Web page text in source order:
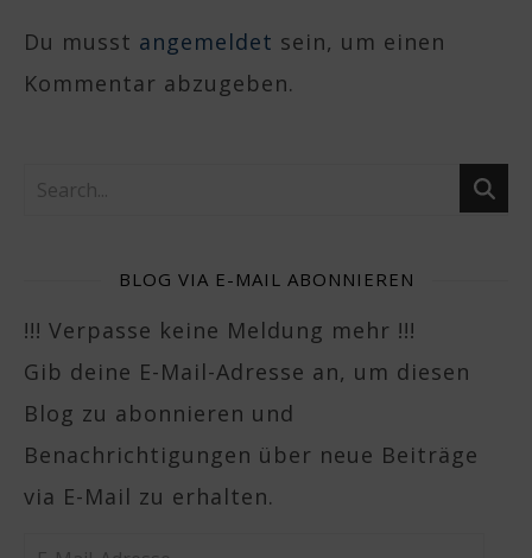
Du musst angemeldet sein, um einen
Kommentar abzugeben.
BLOG VIA E-MAIL ABONNIEREN
!!! Verpasse keine Meldung mehr !!!
Gib deine E-Mail-Adresse an, um diesen
Blog zu abonnieren und
Benachrichtigungen über neue Beiträge
via E-Mail zu erhalten.
E-Mail-Adresse